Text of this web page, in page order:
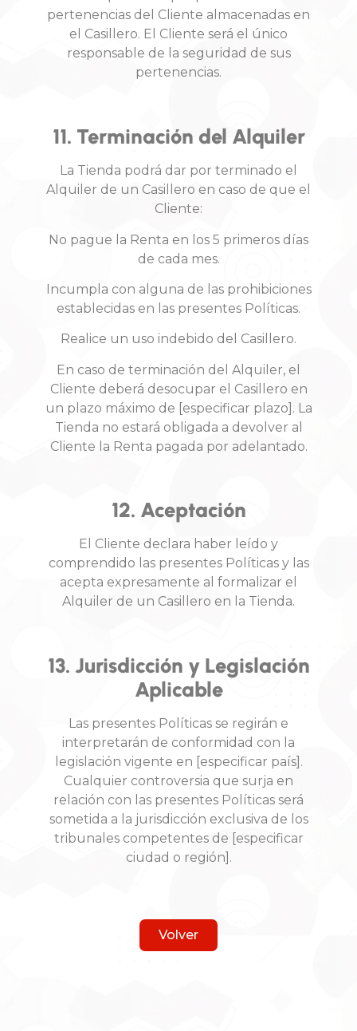
pertenencias del Cliente almacenadas en
el Casillero. El Cliente será el único
responsable de la seguridad de sus
pertenencias.
11. Terminación del Alquiler
La Tienda podrá dar por terminado el
Alquiler de un Casillero en caso de que el
Cliente:
No pague la Renta en los 5 primeros días
de cada mes.
Incumpla con alguna de las prohibiciones
establecidas en las presentes Políticas.
Realice un uso indebido del Casillero.
En caso de terminación del Alquiler, el
Cliente deberá desocupar el Casillero en
un plazo máximo de [especificar plazo]. La
Tienda no estará obligada a devolver al
Cliente la Renta pagada por adelantado.
12. Aceptación
El Cliente declara haber leído y
comprendido las presentes Políticas y las
acepta expresamente al formalizar el
Alquiler de un Casillero en la Tienda.
13. Jurisdicción y Legislación
Aplicable
Las presentes Políticas se regirán e
interpretarán de conformidad con la
legislación vigente en [especificar país].
Cualquier controversia que surja en
relación con las presentes Políticas será
sometida a la jurisdicción exclusiva de los
tribunales competentes de [especificar
ciudad o región].
Volver